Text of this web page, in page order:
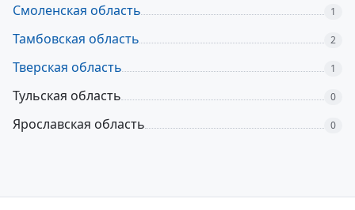
Смоленская область 1
Тамбовская область 2
Тверская область 1
Тульская область 0
Ярославская область 0